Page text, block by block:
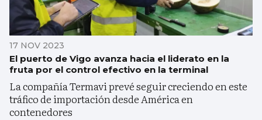
17 NOV 2023
El puerto de Vigo avanza hacia el liderato en la
fruta por el control efectivo en la terminal
La compañía Termavi prevé seguir creciendo en este
tráfico de importación desde América en
contenedores